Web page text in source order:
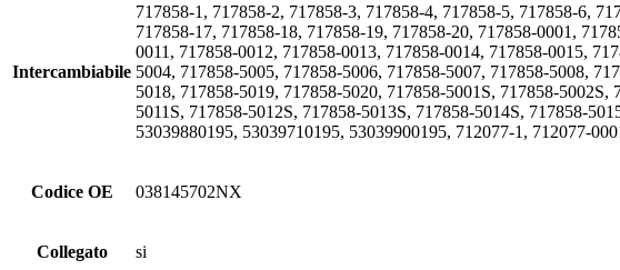
Intercambiabile
717858-1, 717858-2, 717858-3, 717858-4, 717858-5, 717858-6,
717858-17, 717858-18, 717858-19, 717858-20, 717858-0001,
0011, 717858-0012, 717858-0013, 717858-0014, 717858-0015,
5004, 717858-5005, 717858-5006, 717858-5007, 717858-5008,
5018, 717858-5019, 717858-5020, 717858-5001S, 717858-
5011S, 717858-5012S, 717858-5013S, 717858-5014S, 717858-
53039880195, 53039710195, 53039900195, 712077-1, 712077-
Codice OE 038145702NX
Collegato si